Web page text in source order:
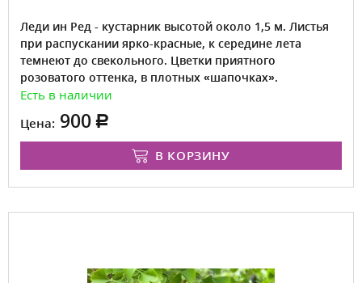
Леди ин Ред - кустарник высотой около 1,5 м. Листья
при распускании ярко-красные, к середине лета
темнеют до свекольного. Цветки приятного
розоватого оттенка, в плотных «шапочках».
Есть в наличии
Цена: 900
В КОРЗИНУ